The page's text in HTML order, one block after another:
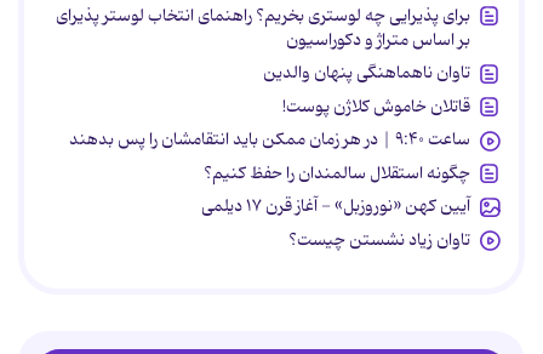
برای پذیرایی چه لوستری بخریم؟ راهنمای انتخاب لوستر پذیرای
بر اساس متراژ و دکوراسیون
تاوان ناهماهنگی پنهان والدین
قاتلان خاموش کلاژن پوست!
ساعت ۹:۴۰ | در هر زمان ممکن باید انتقامشان را پس بدهند
چگونه استقلال سالمندان را حفظ کنیم؟
آیین کهن «نوروزبل» - آغاز قرن ۱۷ دیلمی
تاوان زیاد نشستن چیست؟